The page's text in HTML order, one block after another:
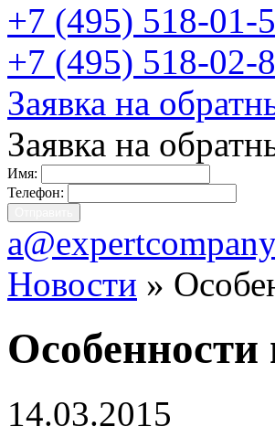
+7 (495) 518-01-
+7 (495) 518-02-
Заявка на
Заявка на
Имя:
Телефон:
Новости »
Особенности
14.03.2015